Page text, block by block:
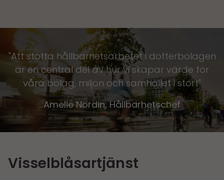
Att stötta hållbarhets­arbetet i dotterbolagen
är en central del av hur vi skapar värde för
våra bolag, miljön och samhället i stort
Amelie Nordin, Hållbarhets­chef
Visselblåsartjänst